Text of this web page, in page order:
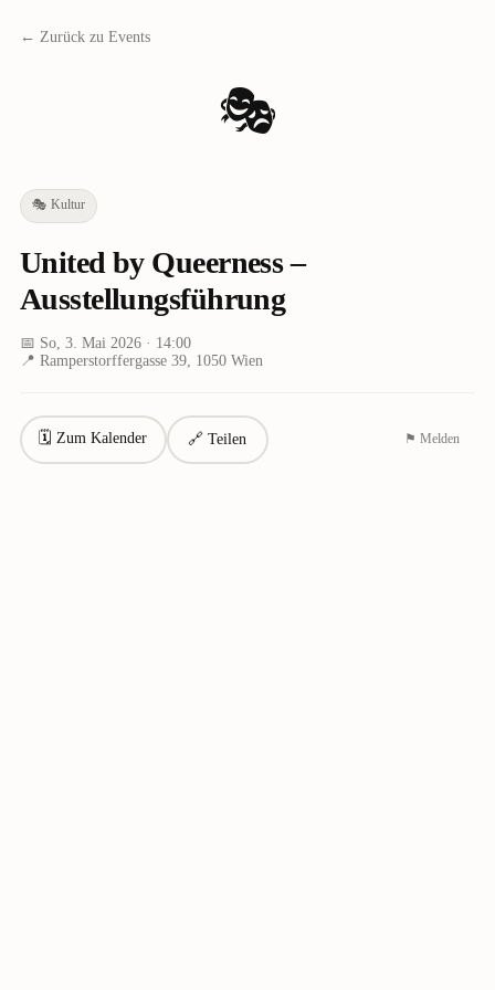
← Zurück zu Events
🎭
🎭 Kultur
United by Queerness –
Ausstellungsführung
📅 So, 3. Mai 2026· 14:00
📍 Ramperstorffergasse 39, 1050 Wien
🗓 Zum Kalender 🔗 Teilen ⚑ Melden